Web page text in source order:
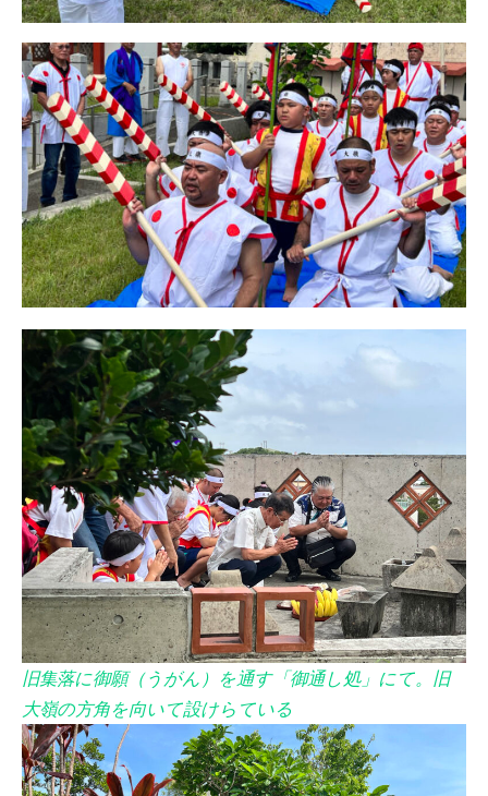
旧集落に御願（うがん）を通す「御通し処」にて。旧
大嶺の方角を向いて設けらている